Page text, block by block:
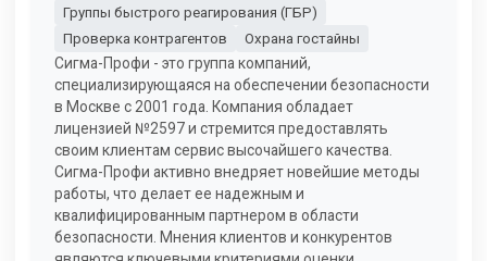
Группы быстрого реагирования (ГБР)
Проверка контрагентов
Охрана гостайны
Сигма-Профи - это группа компаний,
специализирующаяся на обеспечении безопасности
в Москве с 2001 года. Компания обладает
лицензией №2597 и стремится предоставлять
своим клиентам сервис высочайшего качества.
Сигма-Профи активно внедряет новейшие методы
работы, что делает ее надежным и
квалифицированным партнером в области
безопасности. Мнения клиентов и конкурентов